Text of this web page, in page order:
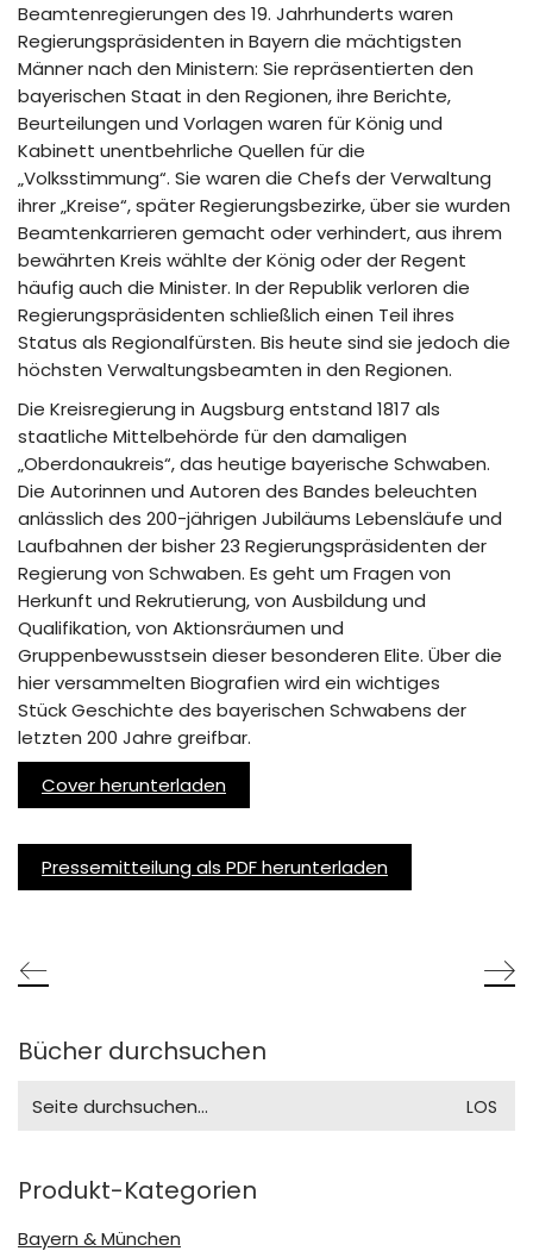
Beamtenregierungen des 19. Jahrhunderts waren
Regierungspräsidenten in Bayern die mächtigsten
Männer nach den Ministern: Sie repräsentierten den
bayerischen Staat in den Regionen, ihre Berichte,
Beurteilungen und Vorlagen waren für König und
Kabinett unentbehrliche Quellen für die
„Volksstimmung“. Sie waren die Chefs der Verwaltung
ihrer „Kreise“, später Regierungsbezirke, über sie wurden
Beamtenkarrieren gemacht oder verhindert, aus ihrem
bewährten Kreis wählte der König oder der Regent
häufig auch die Minister. In der Republik verloren die
Regierungspräsidenten schließlich einen Teil ihres
Status als Regionalfürsten. Bis heute sind sie jedoch die
höchsten Verwaltungsbeamten in den Regionen.
Die Kreisregierung in Augsburg entstand 1817 als
staatliche Mittelbehörde für den damaligen
„Oberdonaukreis“, das heutige bayerische Schwaben.
Die Autorinnen und Autoren des Bandes beleuchten
anlässlich des 200-jährigen Jubiläums Lebensläufe und
Laufbahnen der bisher 23 Regierungspräsidenten der
Regierung von Schwaben. Es geht um Fragen von
Herkunft und Rekrutierung, von Ausbildung und
Qualifikation, von Aktionsräumen und
Gruppenbewusstsein dieser besonderen Elite. Über die
hier versammelten Biografien wird ein wichtiges
Stück Geschichte des bayerischen Schwabens der
letzten 200 Jahre greifbar.
Cover herunterladen
Pressemitteilung als PDF herunterladen
Bücher durchsuchen
for:
Produkt-Kategorien
Bayern & München